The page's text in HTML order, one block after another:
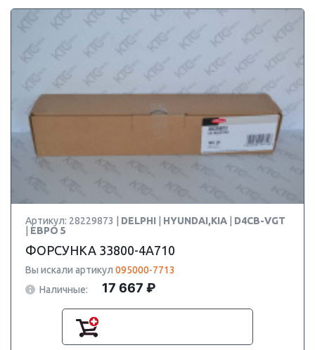
Артикул: 28229873 | DELPHI HYUNDAI,KIA
D4CB-VGT
ЕВРО 5
ФОРСУНКА 33800-4A710
Вы искали артикул 095000-7713
Наличные:
17 667 ₽